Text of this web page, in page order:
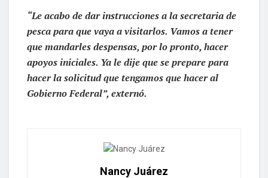
“Le acabo de dar instrucciones a la secretaria de
pesca para que vaya a visitarlos. Vamos a tener
que mandarles despensas, por lo pronto, hacer
apoyos iniciales. Ya le dije que se prepare para
hacer la solicitud que tengamos que hacer al
Gobierno Federal”, externó.
Nancy Juárez